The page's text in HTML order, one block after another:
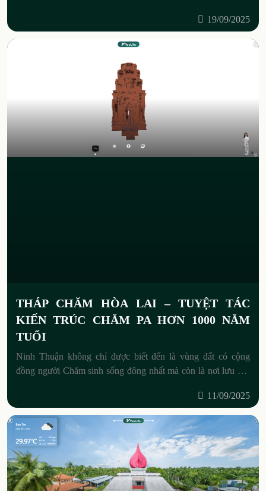
19/09/2025
THÁP CHĂM HÒA LAI – TUYỆT TÁC
KIẾN TRÚC CHĂM PA HƠN 1000 NĂM
TUỔI
Ninh Thuận không chỉ được biết đến là vùng đất có cộng
đồng người Chăm sinh sống đông nhất mà còn là nơi lưu giữ
11/09/2025